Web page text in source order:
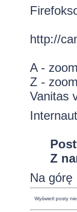
http://
A -
Z -
Vanitas
Z
Na górę
Wyświetl posty